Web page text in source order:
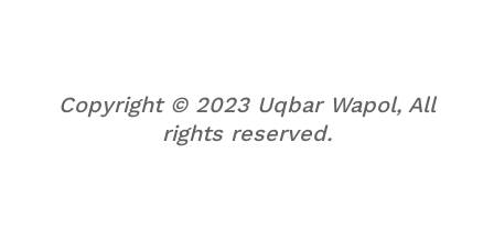
Copyright © 2023 Uqbar Wapol, All
rights reserved.